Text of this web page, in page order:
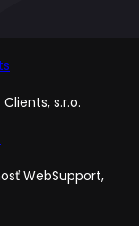
s.r.o.
WebSupport,